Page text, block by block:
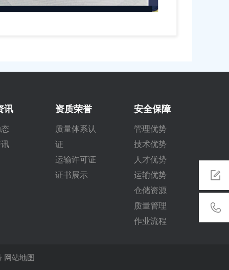
讯 资质荣誉
质量体系认
证
运输许可证
证书展示
安全保障
管理优势
技术优势
人才优势
运输优势
仓储资源
质量管理
作业流程
网站地图